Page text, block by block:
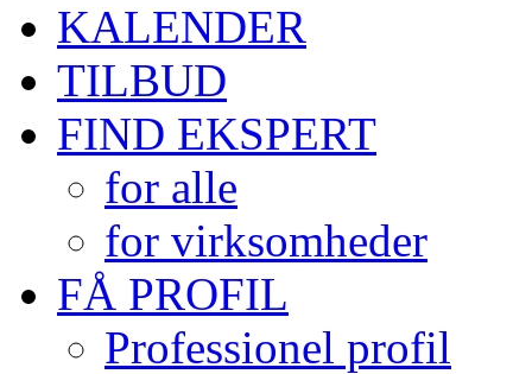
KALENDER
TILBUD
FIND EKSPERT
for alle
for virksomheder
FÅ PROFIL
Professionel profil